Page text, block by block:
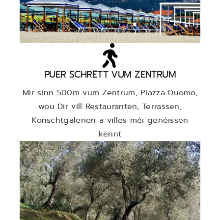
PUER SCHRËTT VUM ZENTRUM
Mir sinn 500m vum Zentrum, Piazza Duomo,
wou Dir vill Restauranten, Terrassen,
Konschtgalerien a villes méi genéissen
kënnt